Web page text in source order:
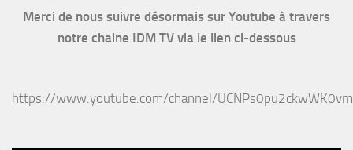
Merci de nous suivre désormais sur Youtube à travers
notre chaine IDM TV via le lien ci-dessous
https://www.youtube.com/channel/